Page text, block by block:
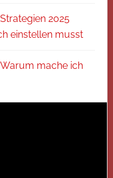
2025
einstellen musst
mache ich